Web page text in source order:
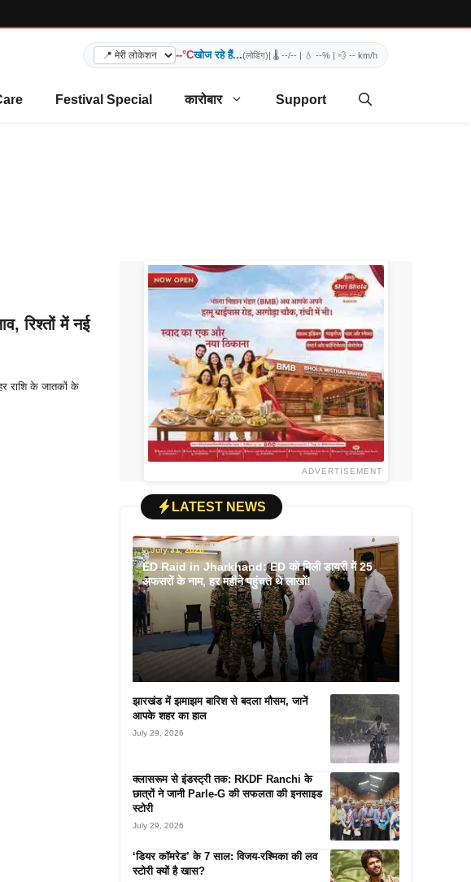
--°Cखोज रहे हैं...(लोडिंग)| 🌡️ --/-- | 💧 --% | 💨 -- km/h
Festival Special कारोबार Support
रिश्तों में नई
राशि के जातकों के
ADVERTISEMENT
LATEST NEWS
July 31, 2026
ED Raid in Jharkhand: ED को मिली डायरी में 25
अफसरों के नाम, हर महीने पहुंचते थे लाखों!
झारखंड में झमाझम बारिश से बदला मौसम, जानें
आपके शहर का हाल
July 29, 2026
क्लासरूम से इंडस्ट्री तक: RKDF Ranchi के
छात्रों ने जानी Parle-G की सफलता की इनसाइड
स्टोरी
July 29, 2026
‘डियर कॉमरेड’ के 7 साल: विजय-रश्मिका की लव
स्टोरी क्यों है खास?